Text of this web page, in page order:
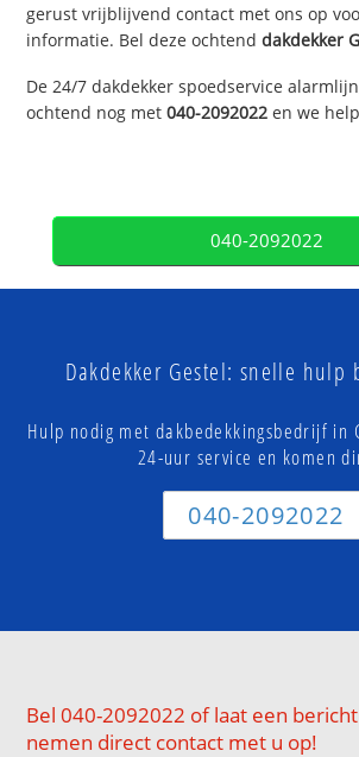
gerust vrijblijvend contact met ons op
informatie. Bel deze ochtenddakdekker
De 24/7 dakdekker spoedservice
ochtend nog met040-2092022 en we
040-2092022
Dakdekker Gestel: snelle hulp
Hulp nodig met dakbedekkingsbedrijf in
24-uur service en komen
040-2092022
Bel 040-2092022 of laat een
nemen direct contact met u op!